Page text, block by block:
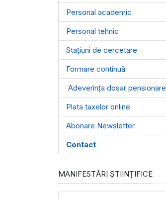
Personal academic
Personal tehnic
Stațiuni de cercetare
Formare continuă
Adeverința dosar pensionare
Plata taxelor online
Abonare Newsletter
Contact
MANIFESTĂRI ȘTIINȚIFICE